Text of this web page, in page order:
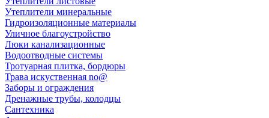
Утеплители минеральные
Гидроизоляционные материалы
Уличное благоустройство
Люки канализационные
Водоотводные системы
Тротуарная плитка, бордюры
Трава искуственная no@
Заборы и ограждения
Дренажные трубы, колодцы
Сантехника